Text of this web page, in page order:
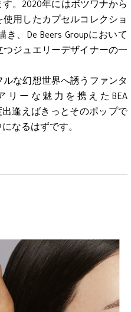
。2020年にはボツワナから
用したカプセルコレクショ
、De Beers Groupにおいて
ジュエリーデザイナーの一
な幻想世界へ誘うファンタ
リーな魅力を携えたBEA
出逢えばきっとそのポップで
なるはずです。